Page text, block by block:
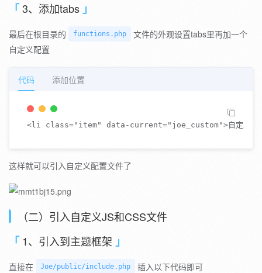
3、添加tabs
最后在根目录的 functions.php
文件的外观设置tabs里再加一个
自定义配置
代码 添加位置
< li class="item" data - current="joe_custom"> 自定义设
这样就可以引入自定义配置文件了
（二）引入自定义JS和CSS文件
1、引入到主题框架
直接在 Joe/public/include.php 插入以下代码即可